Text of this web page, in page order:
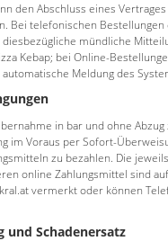
den Abschluss eines
Bei telefonischen Bestellungen
mündliche
Kebap; bei Online-
Meldung des
in bar und ohne Abzug
im Voraus per Sofort-
zu bezahlen. Die
online Zahlungsmittel sind
vermerkt oder können
und Schadenersatz